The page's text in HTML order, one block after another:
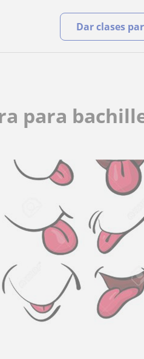
Dar clases